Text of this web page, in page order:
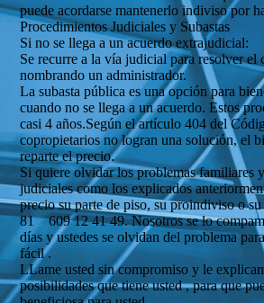
puede acordarse mantenerlo indiviso por
Procedimientos Judiciales y Subastas
Si no se llega a un acuerdo extrajudicial:
Se recurre a la vía judicial para resolver el
nombrando un administrador.
La subasta pública es una opción para
cuando no se llega a un acuerdo. Estos
casi 4 años.Según el artículo 404 del
copropietarios no logran una solución, el
reparte el precio.
Si quiere olvidar los problemas familiares
judiciales como los explicados
precio su parte de piso, su proindiviso o
81 609 12 41 49. Nosotros se lo
días y ustedes se olvidan del problema
fácil .
LLame usted sin compromiso y le
posibilidades que tiene usted , para que